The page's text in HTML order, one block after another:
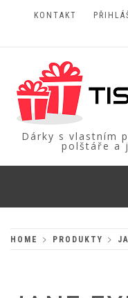
KONTAKT
Dárky s vlastním
polštáře a
HOME PRODUKTY